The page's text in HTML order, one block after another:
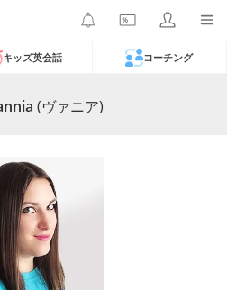
キッズ英会話 コーチング
(ヴァニア)